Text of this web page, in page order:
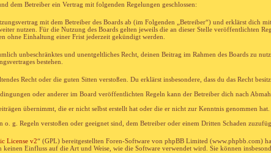
Betreiber ein Vertrag mit folgenden Regelungen geschlossen:
mit dem Betreiber des Boards ab (im Folgenden „Betreiber“) und erklärst dich
nutzen. Für die Nutzung des Boards gelten jeweils die an dieser Stelle veröffentlichten
ohne Einhaltung einer Frist jederzeit gekündigt werden.
unbeschränktes und unentgeltliches Recht, deinen Beitrag im Rahmen des Boards zu
bestehen.
Recht oder die guten Sitten verstoßen. Du erklärst insbesondere, dass du das Recht
oder anderer im Board veröffentlichten Regeln kann der Betreiber dich nach
übernimmt, die er nicht selbst erstellt hat oder die er nicht zur Kenntnis genommen
g. Regeln verstoßen oder geeignet sind, dem Betreiber oder einem Dritten Schaden
License v2“ (GPL) bereitgestellten Foren-Software von phpBB Limited (www.phpbb.com)
Einfluss auf die Art und Weise, wie die Software verwendet wird. Sie können